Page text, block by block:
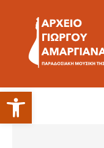
Ανοίξτε τη γραμμή εργαλείων